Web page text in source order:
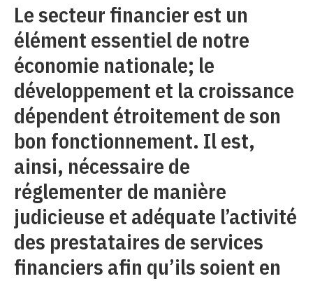
Le secteur financier est un
élément essentiel de notre
économie nationale; le
développement et la croissance
dépendent étroitement de son
bon fonctionnement. Il est,
ainsi, nécessaire de
réglementer de manière
judicieuse et adéquate l’activité
des prestataires de services
financiers afin qu’ils soient en